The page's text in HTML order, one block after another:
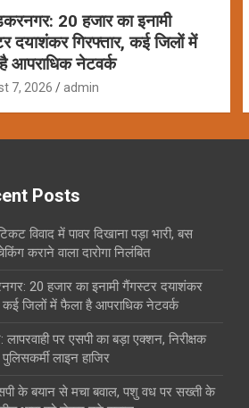
20 हजार का इनामी
दयाशंकर गिरफ्तार, कई जिलों में
आपराधिक नेटवर्क
7, 2026 admin
Posts
विवाद में पावर दिखाना पड़ा भारी, बस
कराने वाला दारोगा निलंबित
20 हजार का इनामी गैंगस्टर दयाशंकर
कई जिलों में फैला है आपराधिक नेटवर्क
पर एसपी का बड़ा एक्शन, निरीक्षक
लाइन हाजिर
के बयान से मचा बवाल, पशु वध पर सख्ती के